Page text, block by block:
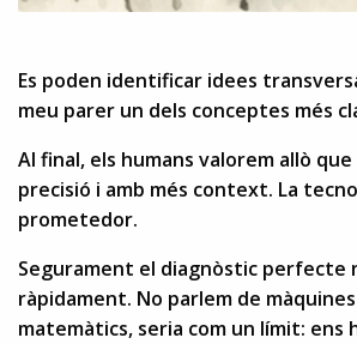
Es poden identificar idees
meu parer un dels conceptes més
Al final, els humans valorem allò
precisió i amb més context. La
prometedor.
Segurament el diagnòstic perfecte
ràpidament. No parlem de
matemàtics, seria com un límit: